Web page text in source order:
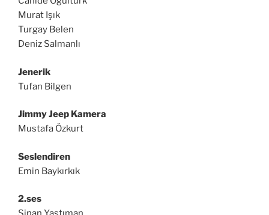
Murat Işık
Turgay Belen
Deniz Salmanlı
Jenerik
Tufan Bilgen
Jimmy Jeep Kamera
Mustafa Özkurt
Seslendiren
Emin Baykırkık
2.ses